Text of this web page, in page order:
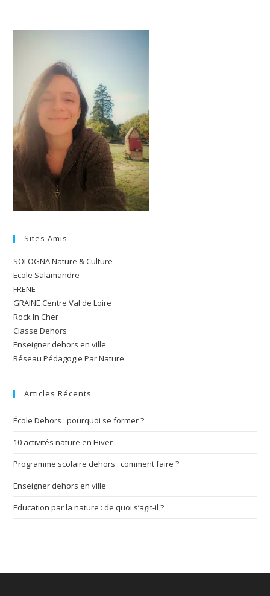
Sites Amis
SOLOGNA Nature & Culture
Ecole Salamandre
FRENE
GRAINE Centre Val de Loire
Rock In Cher
Classe Dehors
Enseigner dehors en ville
Réseau Pédagogie Par Nature
Articles Récents
École Dehors : pourquoi se former ?
10 activités nature en Hiver
Programme scolaire dehors : comment faire ?
Enseigner dehors en ville
Education par la nature : de quoi s’agit-il ?